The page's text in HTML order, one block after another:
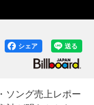
送る
シェア
ソング売上レポー